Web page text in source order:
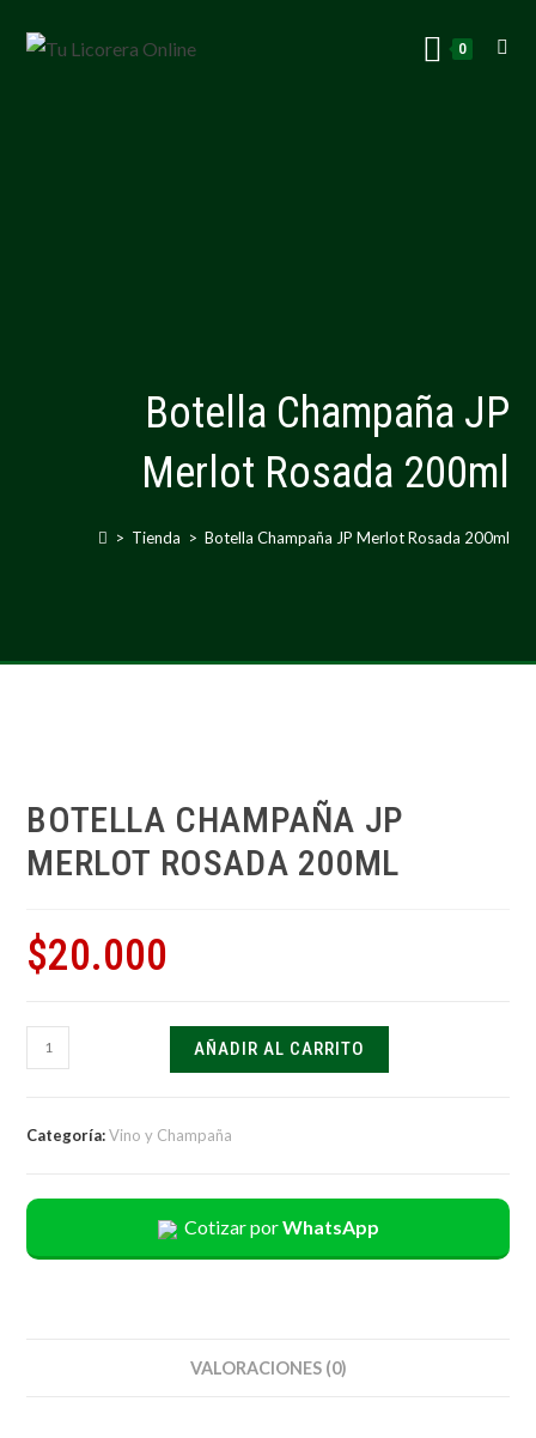
0
Botella Champaña JP
Merlot Rosada 200ml
> Tienda > Botella Champaña JP Merlot Rosada 200ml
BOTELLA CHAMPAÑA JP
MERLOT ROSADA 200ML
$20.000
AÑADIR AL CARRITO
Categoría:Vino y Champaña
Cotizar porWhatsApp
VALORACIONES (0)